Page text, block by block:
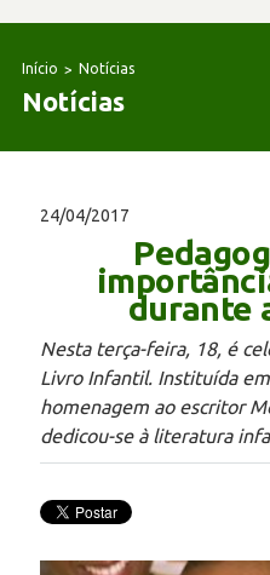
Início Notícias
Notícias
24/04/2017
durante
Nesta terça-feira, 18, é
Livro Infantil. Instituída
homenagem ao escritor
dedicou-se à literatura